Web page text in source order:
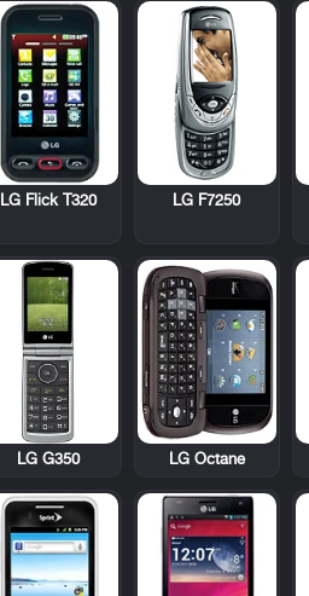
LG F7250
LG Flick T320
LG Octane
LG G350